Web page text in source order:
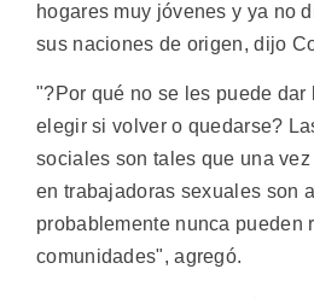
hogares muy jóvenes y ya no
sus naciones de origen, dijo
"?Por qué no se les puede
elegir si volver o quedarse?
sociales son tales que una
en trabajadoras sexuales son
probablemente nunca pueden
comunidades", agregó.